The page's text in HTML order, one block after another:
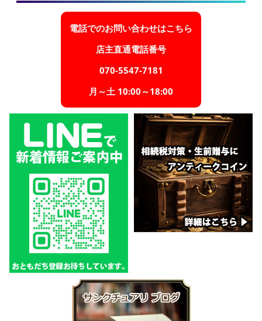
電話でのお問い合わせはこちら
店主直通電話番号
070-5547-7181
月～土 10:00～18:00